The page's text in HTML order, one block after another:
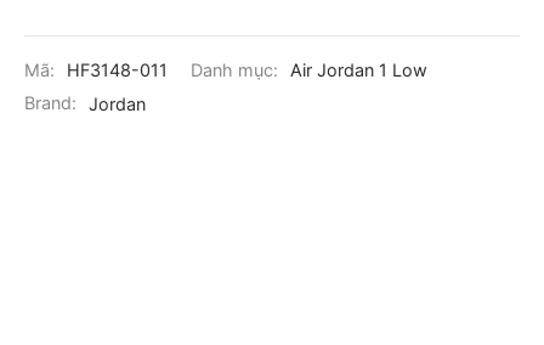
Mã: HF3148-011 Danh mục:
Air Jordan 1 Low
Brand:
Jordan